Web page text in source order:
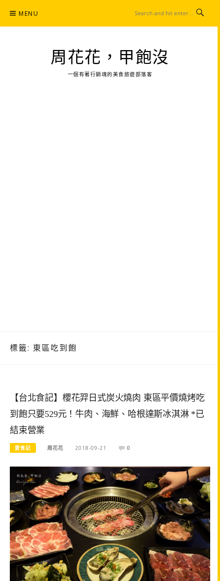
content
MENU
周花花，甲飽沒
一個有著行銷魂的美食旅遊部落客
標籤: 東區吃到飽
【台北食記】櫻花羿日式炭火燒肉 東區平價燒烤吃
到飽只要529元！牛肉、海鮮、哈根達斯冰淇淋 *已
結束營業
愛食記 周花花 2018-09-21 0